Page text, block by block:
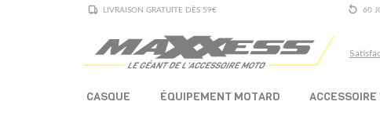
LIVRAISON GRATUITE DÈS 59€ 60
CASQUE ÉQUIPEMENT MOTARD